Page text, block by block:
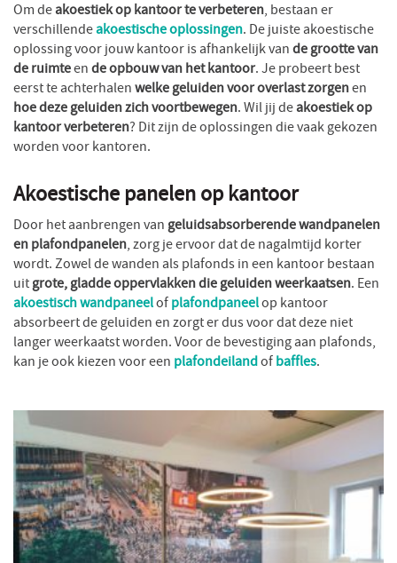
Om deakoestiek op kantoor te verbeteren, bestaan er
verschillendeakoestische oplossingen. De juiste akoestische
oplossing voor jouw kantoor is afhankelijk vande grootte van
de ruimteende opbouw van het kantoor. Je probeert best
eerst te achterhalenwelke geluiden voor overlast zorgenen
hoe deze geluiden zich voortbewegen. Wil jij deakoestiek op
kantoor verbeteren? Dit zijn de oplossingen die vaak gekozen
worden voor kantoren.
Akoestische panelen op kantoor
Door het aanbrengen vangeluidsabsorberende wandpanelen
en plafondpanelen, zorg je ervoor dat de nagalmtijd korter
wordt. Zowel de wanden als plafonds in een kantoor bestaan
uitgrote, gladde oppervlakken die geluiden weerkaatsen. Een
akoestisch wandpaneelofplafondpaneelop kantoor
absorbeert de geluiden en zorgt er dus voor dat deze niet
langer weerkaatst worden. Voor de bevestiging aan plafonds,
kan je ook kiezen voor een plafondeilandofbaffles.